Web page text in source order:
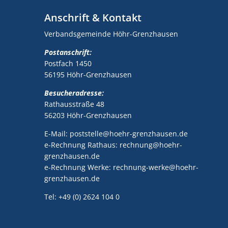
Anschrift & Kontakt
Verbandsgemeinde Höhr-Grenzhausen
Postanschrift:
Postfach 1450
56195 Höhr-Grenzhausen
Besucheradresse:
Rathausstraße 48
56203 Höhr-Grenzhausen
E-Mail: poststelle@hoehr-grenzhausen.de
e-Rechnung Rathaus: rechnung@hoehr-
grenzhausen.de
e-Rechnung Werke: rechnung-werke@hoehr-
grenzhausen.de
Tel: +49 (0) 2624 104 0